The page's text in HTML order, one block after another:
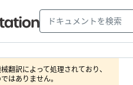
翻訳によって処理されており、
はありません。